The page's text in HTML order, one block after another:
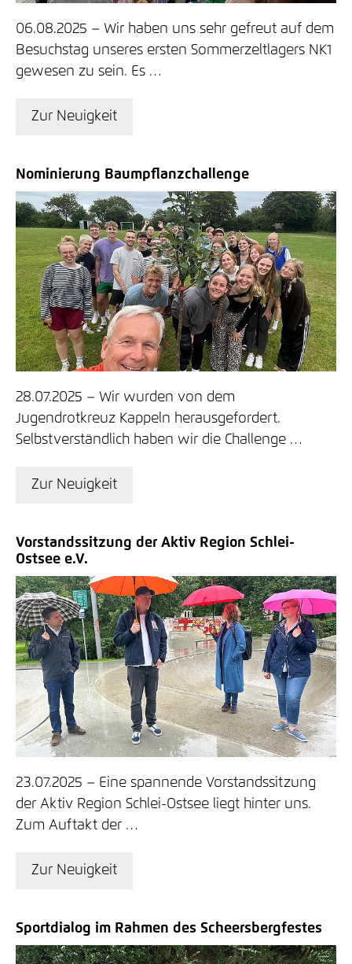
06.08.2025
Wir haben uns sehr gefreut auf dem
Besuchstag unseres ersten Sommerzeltlagers NK1
gewesen zu sein. Es …
Zur Neuigkeit
Nominierung Baumpflanzchallenge
28.07.2025
Wir wurden von dem
Jugendrotkreuz Kappeln herausgefordert.
Selbstverständlich haben wir die Challenge …
Zur Neuigkeit
Vorstandssitzung der Aktiv Region Schlei-
Ostsee e.V.
23.07.2025
Eine spannende Vorstandssitzung
der Aktiv Region Schlei-Ostsee liegt hinter uns.
Zum Auftakt der …
Zur Neuigkeit
Sportdialog im Rahmen des Scheersbergfestes